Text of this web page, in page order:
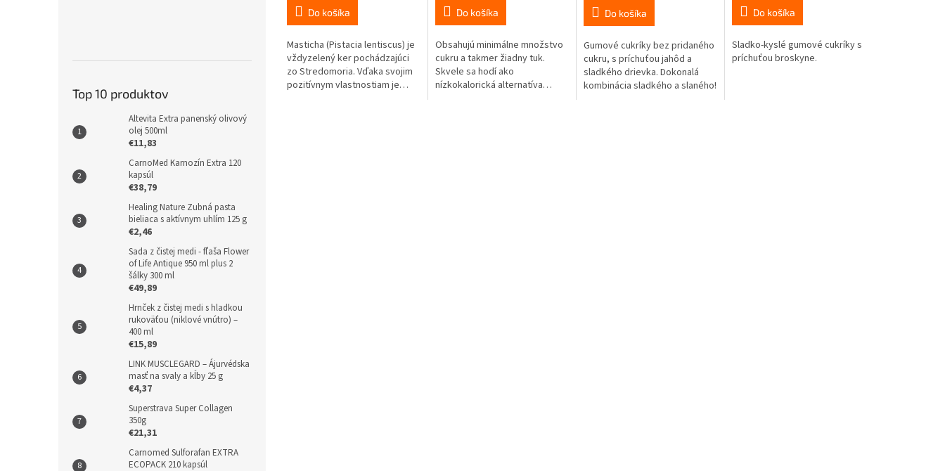
Top 10 produktov
Altevita Extra panenský olivový
olej 500ml
€11,83
CarnoMed Karnozín Extra 120
kapsúl
€38,79
Healing Nature Zubná pasta
bieliaca s aktívnym uhlím 125 g
€2,46
Sada z čistej medi - fľaša Flower
of Life Antique 950 ml plus 2
šálky 300 ml
€49,89
Hrnček z čistej medi s hladkou
rukoväťou (niklové vnútro) –
400 ml
€15,89
LINK MUSCLEGARD – Ájurvédska
masť na svaly a kĺby 25 g
€4,37
Superstrava Super Collagen
350g
€21,31
Carnomed Sulforafan EXTRA
ECOPACK 210 kapsúl
Do košíka
Masticha (Pistacia lentiscus) je
vždyzelený ker pochádzajúci
zo Stredomoria. Vďaka svojim
pozitívnym vlastnostiam je
Do košíka
Obsahujú minimálne množstvo
cukru a takmer žiadny tuk.
Skvele sa hodí ako
nízkokalorická alternatíva
Do košíka
Gumové cukríky bez pridaného
cukru, s príchuťou jahôd a
sladkého drievka. Dokonalá
kombinácia sladkého a slaného!
Do košíka
Sladko-kyslé gumové cukríky s
príchuťou broskyne.